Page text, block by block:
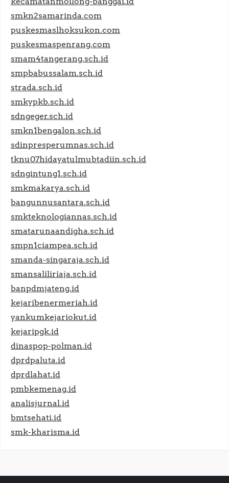
smkn2samarinda.com
puskesmaslhoksukon.com
puskesmaspenrang.com
smam4tangerang.sch.id
smpbabussalam.sch.id
strada.sch.id
smkypkb.sch.id
sdngeger.sch.id
smkn1bengalon.sch.id
sdinpresperumnas.sch.id
tknu07hidayatulmubtadiin.sch.id
sdngintung1.sch.id
smkmakarya.sch.id
bangunnusantara.sch.id
smkteknologiannas.sch.id
smatarunaandigha.sch.id
smpn1ciampea.sch.id
smanda-singaraja.sch.id
smansaliliriaja.sch.id
banpdmjateng.id
kejaribenermeriah.id
yankumkejariokut.id
kejaripgk.id
dinaspop-polman.id
dprdpaluta.id
dprdlahat.id
pmbkemenag.id
analisjurnal.id
bmtsehati.id
smk-kharisma.id